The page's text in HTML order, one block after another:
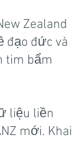
Zealand
đạo đức và
tim bẩm
liệu liền
mới. Khai